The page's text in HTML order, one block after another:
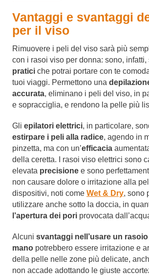
Vantaggi e svantaggi
per il viso
Rimuovere i peli del viso sarà più
con i rasoi viso per donna: sono, infatti,
pratici che potrai portare con te
tuoi viaggi. Permettono una
accurata, eliminano i peli del viso, in
e sopracciglia, e rendono la pelle più
Gli epilatori elettrici, in particolare,
estirpare i peli alla radice, agendo in
pinzetta, ma con un’efficacia
della ceretta. I rasoi viso elettrici sono
elevata precisione e sono
non causare dolore o irritazione alla
dispositivi, noti come Wet & Dry, sono
utilizzare anche sotto la doccia, in
l’apertura dei pori provocata
Alcuni svantaggi nell’usare un
mano potrebbero essere irritazione e
della pelle nelle zone più delicate,
non accade adottando le giuste